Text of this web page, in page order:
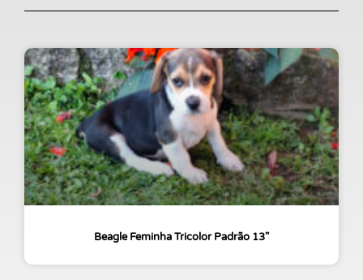
Beagle Feminha Tricolor Padrão 13″